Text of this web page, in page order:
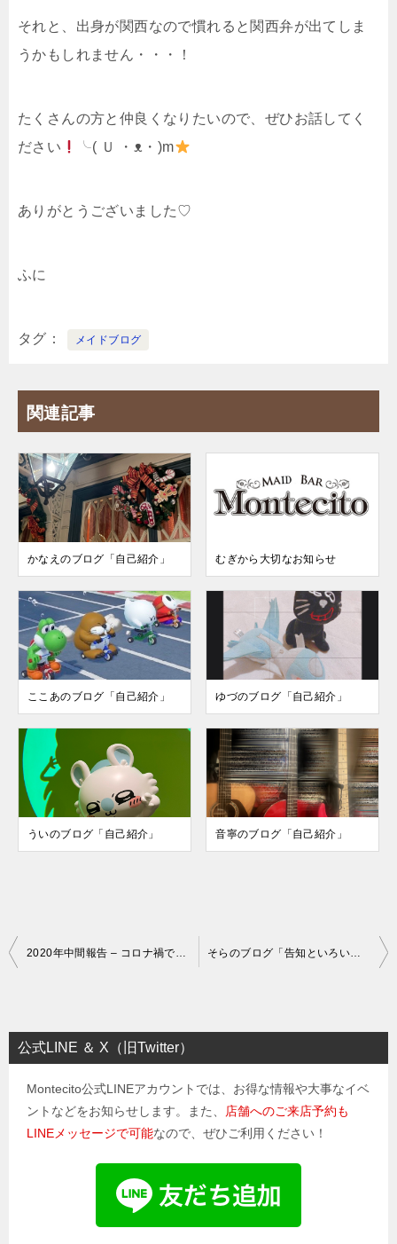
それと、出身が関西なので慣れると関西弁が出てしま
うかもしれません・・・！
たくさんの方と仲良くなりたいので、ぜひお話してく
ださい
╰( Ｕ ・ᴥ・)m
ありがとうございました♡
ふに
タグ メイドブログ
関連記事
かなえのブログ「自己紹介」 むぎから大切なお知らせ
ここあのブログ「自己紹介」 ゆづのブログ「自己紹介」
ういのブログ「自己紹介」 音寧のブログ「自己紹介」
投
ビ
ゲ
2020年中間報告 – コロナ禍での店の存続について そらのブログ「告知といろいろ」
公式LINE ＆ X（旧Twitter）
Montecito公式LINEアカウントでは、お得な情報や大事なイベ
ントなどをお知らせします。また、
店舗へのご来店予約も
LINEメッセージで可能なので、ぜひご利用ください！